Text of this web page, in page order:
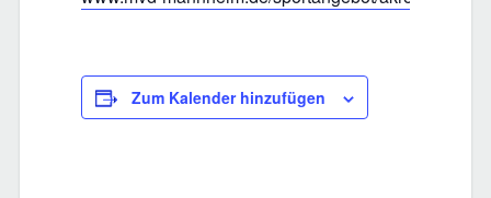
Zum Kalender hinzufügen